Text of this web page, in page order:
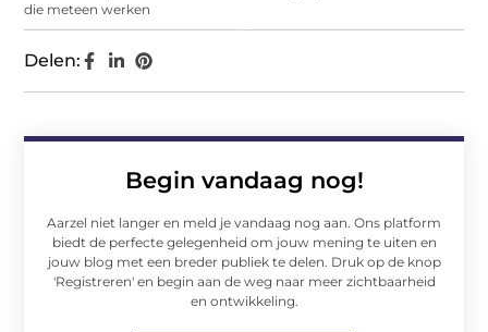
die meteen werken
Begin vandaag nog!
Aarzel niet langer en meld je vandaag nog aan. Ons platform
biedt de perfecte gelegenheid om jouw mening te uiten en
jouw blog met een breder publiek te delen. Druk op de knop
'Registreren' en begin aan de weg naar meer zichtbaarheid
en ontwikkeling.
Delen: